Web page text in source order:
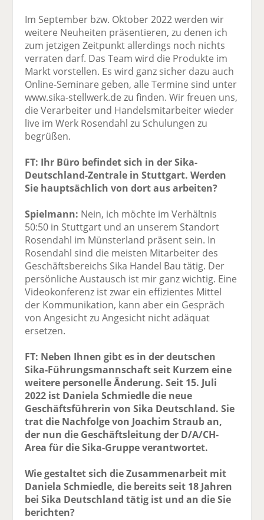
Im September bzw. Oktober 2022 werden wir
weitere Neuheiten präsentieren, zu denen ich
zum jetzigen Zeitpunkt allerdings noch nichts
verraten darf. Das Team wird die Produkte im
Markt vorstellen. Es wird ganz sicher dazu auch
Online-Seminare geben, alle Termine sind unter
www.sika-stellwerk.de zu finden. Wir freuen uns,
die Verarbeiter und Handelsmitarbeiter wieder
live im Werk Rosendahl zu Schulungen zu
begrüßen.
FT: Ihr Büro befindet sich in der Sika-
Deutschland-Zentrale in Stuttgart. Werden
Sie hauptsächlich von dort aus arbeiten?
Spielmann: Nein, ich möchte im Verhältnis
50:50 in Stuttgart und an unserem Standort
Rosendahl im Münsterland präsent sein. In
Rosendahl sind die meisten Mitarbeiter des
Geschäftsbereichs Sika Handel Bau tätig. Der
persönliche Austausch ist mir ganz wichtig. Eine
Videokonferenz ist zwar ein effizientes Mittel
der Kommunikation, kann aber ein Gespräch
von Angesicht zu Angesicht nicht adäquat
ersetzen.
FT: Neben Ihnen gibt es in der deutschen
Sika-Führungsmannschaft seit Kurzem eine
weitere personelle Änderung. Seit 15. Juli
2022 ist Daniela Schmiedle die neue
Geschäftsführerin von Sika Deutschland. Sie
trat die Nachfolge von Joachim Straub an,
der nun die Geschäftsleitung der D/A/CH-
Area für die Sika-Gruppe verantwortet.
Wie gestaltet sich die Zusammenarbeit mit
Daniela Schmiedle, die bereits seit 18 Jahren
bei Sika Deutschland tätig ist und an die Sie
berichten?